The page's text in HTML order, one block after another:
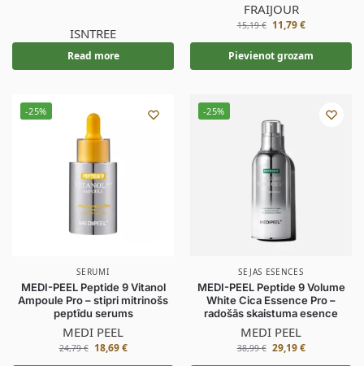
ISNTREE
Read more
FRAIJOUR
15,19€ 11,79€
Pievienot grozam
-25%
SERUMI
MEDI-PEEL Peptide 9 Vitanol
Ampoule Pro – stipri mitrinošs
peptīdu serums
MEDI PEEL
24,79€ 18,69€
-25%
SEJAS ESENCES
MEDI-PEEL Peptide 9 Volume
White Cica Essence Pro –
radošās skaistuma esence
MEDI PEEL
38,99€ 29,19€